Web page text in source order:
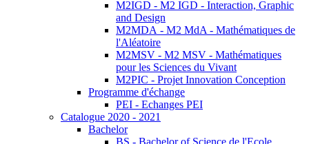
M2IGD - M2 IGD - Interaction, Graphic
and Design
M2MDA - M2 MdA - Mathématiques de
l'Aléatoire
M2MSV - M2 MSV - Mathématiques
pour les Sciences du Vivant
M2PIC - Projet Innovation Conception
Programme d'échange
PEI - Echanges PEI
Catalogue 2020 - 2021
Bachelor
BS - Bachelor of Science de l'Ecole